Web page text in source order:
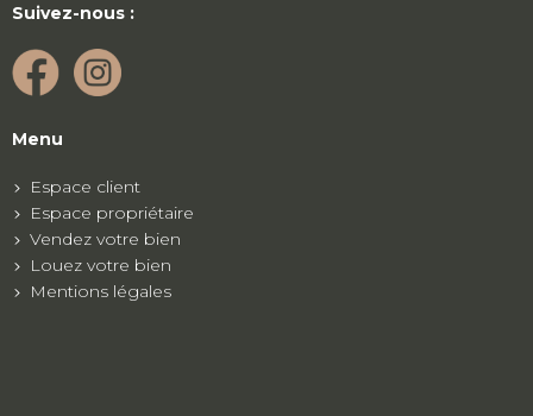
Suivez-nous :
Menu
Espace client
Espace propriétaire
Vendez votre bien
Louez votre bien
Mentions légales